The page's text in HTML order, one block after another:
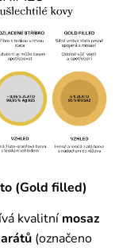
(Gold filled)
kvalitní mosaz
(označeno